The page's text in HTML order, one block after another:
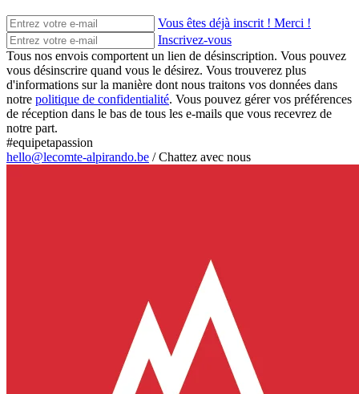
Vous êtes déjà inscrit ! Merci !
Inscrivez-vous
Tous nos envois comportent un lien de désinscription. Vous pouvez
vous désinscrire quand vous le désirez. Vous trouverez plus
d'informations sur la manière dont nous traitons vos données dans
notre politique de confidentialité. Vous pouvez gérer vos préférences
de réception dans le bas de tous les e-mails que vous recevrez de
notre part.
#equipetapassion
hello@lecomte-alpirando.be /Chattez avec nous